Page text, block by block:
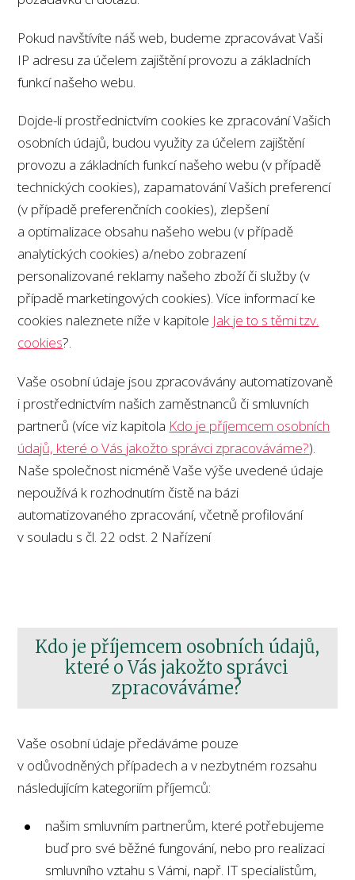
Pokud navštívíte náš web, budeme zpracovávat Vaši
IP adresu za účelem zajištění provozu a základních
funkcí našeho webu.
Dojde-li prostřednictvím cookies ke zpracování Vašich
osobních údajů, budou využity za účelem zajištění
provozu a základních funkcí našeho webu (v případě
technických cookies), zapamatování Vašich preferencí
(v případě preferenčních cookies), zlepšení
a optimalizace obsahu našeho webu (v případě
analytických cookies) a/nebo zobrazení
personalizované reklamy našeho zboží či služby (v
případě marketingových cookies). Více informací ke
cookies naleznete níže v kapitole Jak je to s těmi tzv.
cookies?.
Vaše osobní údaje jsou zpracovávány automatizovaně
i prostřednictvím našich zaměstnanců či smluvních
partnerů (více viz kapitola Kdo je příjemcem osobních
údajů, které o Vás jakožto správci zpracováváme?).
Naše společnost nicméně Vaše výše uvedené údaje
nepoužívá k rozhodnutím čistě na bázi
automatizovaného zpracování, včetně profilování
v souladu s čl. 22 odst. 2 Nařízení
Kdo je příjemcem osobních údajů,
které o Vás jakožto správci
zpracováváme?
Vaše osobní údaje předáváme pouze
v odůvodněných případech a v nezbytném rozsahu
následujícím kategoriím příjemců:
našim smluvním partnerům, které potřebujeme
buď pro své běžné fungování, nebo pro realizaci
smluvního vztahu s Vámi, např. IT specialistům,